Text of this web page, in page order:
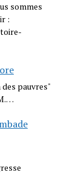
sommes
:
pauvres"